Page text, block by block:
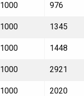
1000 976
1000 1345
1000 1448
1000 2921
1000 2020